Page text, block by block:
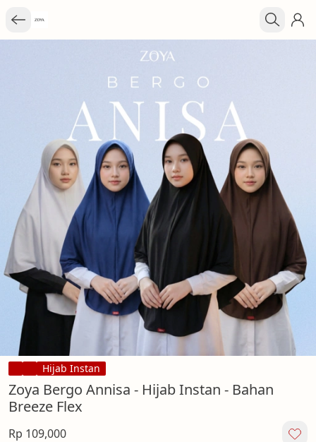
Hijab Instan
Zoya Bergo Annisa - Hijab Instan - Bahan
Breeze Flex
Rp 109,000